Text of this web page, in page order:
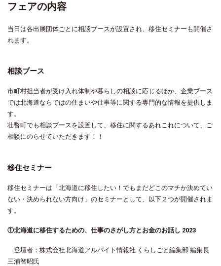
フェアの内容
当日は各出展団体ごとに相談ブースが設置され、移住セミナーも開催さ
れます。
相談ブース
市町村担当者が受け入れ体制や暮らしの相談に応じるほか、企業ブース
では北海道ならではの住まいや仕事等に関する専門的な情報を提供しま
す。
壮瞥町でも相談ブースを設置して、移住に関するあれこれについて、ご
相談にのらせていただきます！！
移住セミナー
移住セミナーは「北海道に移住したい！でもまだどこのマチか決めてい
ない・決められない方向け」のセミナーとして、以下２つが開催されま
す。
①北海道に移住するための、仕事のさがし方とお金のお話し 2023
登壇者：株式会社北海道アルバイト情報社 くらしごと編集部 編集長
三浦智昭氏